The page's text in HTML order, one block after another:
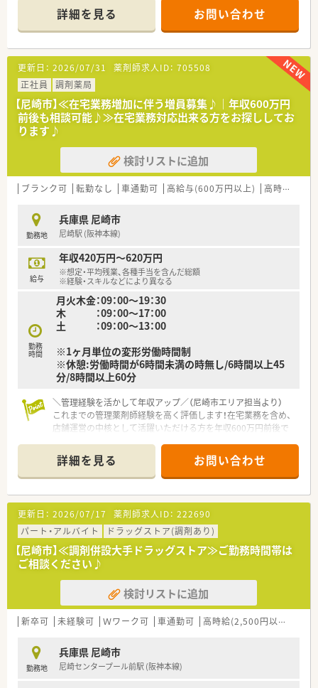
頑張り次第で高給与も可能！
■経験や勤務コースによりますが、経験の少ない方でも500万前
半スタートと業界TOP水準！
■職種や職域に合わせ、豊富な社内研修や外部組織と連携した研
修を用意されています
■薬剤師が中心の会社だからこそ活躍できるキャリアパスが多
種多様に用意されています。
■店舗拡大に伴い、エリアマネジャーや営業部長等のマネジメン
トのポジションも増えます。
■在宅や教育等の専門性を活かせるスペシャリストを目指すこ
とも可能です。
■その他にも、管理部門や商品部門等の本社スタッフなど活動領
域は多種多様です。
■在宅実施店舗は年々増加しており、在宅医療へもしっかりと関
わる事ができます。
時短勤務ができるよう変更予定です。
■年間休日が120日とワークライフバランスが整っています
■日用品から常備薬まで、従業員割引制度など嬉しいメリットも
たくさんあります！
詳細を見る お問い合わせ
更新日： 2026/07/31 薬剤師求人ID： 705508
正社員
調剤薬局
【尼崎市】≪在宅業務増加に伴う増員募集♪｜年収600万円
前後も相談可能♪≫在宅業務対応出来る方をお探ししてお
ります♪
検討リストに追加
ブランク可 転勤なし 車通勤可 高給与(600万円以上) 高時給(2,500円以上)
勤務地
兵庫県 尼崎市
尼崎駅 (阪神本線)
給与
年収420万円～620万円
※想定・平均残業、各種手当を含んだ総額
※経験・スキルなどにより異なる
勤務
時間
月火木金：09：00～19：30
木 ：09：00～17：00
土 ：09：00～13：00
※1ヶ月単位の変形労働時間制
※休憩:労働時間が6時間未満の時無し/6時間以上45
分/8時間以上60分
＼管理経験を活かして年収アップ／（尼崎市エリア担当より）
これまでの管理薬剤師経験を高く評価します！在宅業務を含め、
店舗運営の中核として活躍いただける方を年収600万円前後で
【店舗情報と応需状況について】
■阪神本線の尼崎駅から車で15分ほどの場所に位置しており、
地域に密着した内科クリニックの門前薬局として運営していま
す。
■1日の処方箋枚数は30枚から40枚程度と適正なボリュームで、
一人ひとりの患者様と丁寧に向き合うことが可能な環境です。
■応需科目は内科がメインのため処方内容が理解しやすく、隣接
するクリニックの医師とも連携が取りやすいことが大きな特徴
です。
【求人情報について】
■想定年収は420万円から620万円となっており、これまでのご
経験やスキルを考慮した上で、納得感のある提示をさせていただ
■正社員として安定した雇用形態での採用となり、兵庫県尼崎市
の住み慣れた土地でキャリアを築いていきたい方に最適な案件
です。
詳細を見る お問い合わせ
更新日： 2026/07/17 薬剤師求人ID： 222690
パート・アルバイト
ドラッグストア(調剤あり)
【尼崎市】≪調剤併設大手ドラッグストア≫ご勤務時間帯は
ご相談ください♪
検討リストに追加
新卒可 未経験可 Ｗワーク可 車通勤可 高時給(2,500円以上)
勤務地
兵庫県 尼崎市
尼崎センタープール前駅 (阪神本線)